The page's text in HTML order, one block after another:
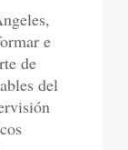
e
de
del